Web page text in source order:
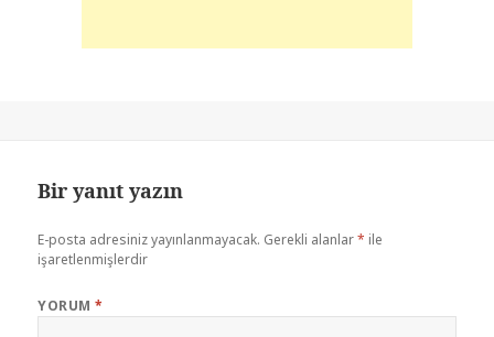
Bir yanıt yazın
E-posta adresiniz yayınlanmayacak. Gerekli alanlar* ile
işaretlenmişlerdir
YORUM*